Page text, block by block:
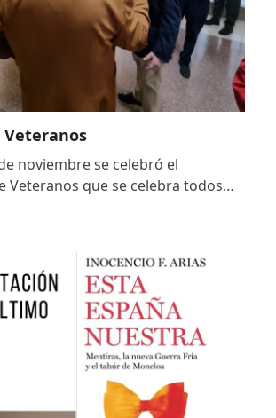
noviembre se celebró el
Veteranos que se celebra todos…